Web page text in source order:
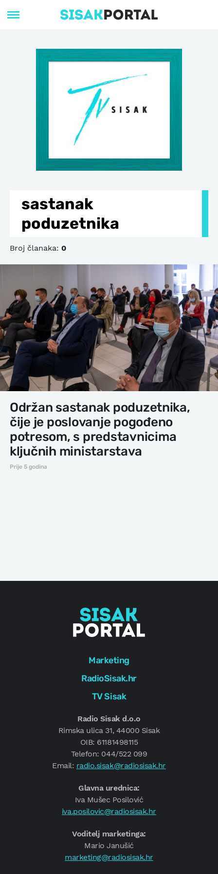
sastanak
poduzetnika
Broj članaka: 0
Održan sastanak poduzetnika,
čije je poslovanje pogođeno
potresom, s predstavnicima
ključnih ministarstava
Prije 5 godina
Marketing
RadioSisak.hr
TV Sisak
Radio Sisak d.o.o
Rimska ulica 31, 44000 Sisak
OIB: 61181498115
Telefon: 044/522 099
Email: radio.sisak@radiosisak.hr
Glavna urednica:
Iva Mušec Posilović
iva.posilovic@radiosisak.hr
Voditelj marketinga:
Mario Janušić
marketing@radiosisak.hr